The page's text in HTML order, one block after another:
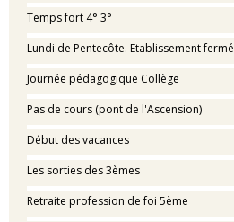
Temps fort 4° 3°
Lundi de Pentecôte. Etablissement fermé
Journée pédagogique Collège
Pas de cours (pont de l'Ascension)
Début des vacances
Les sorties des 3èmes
Retraite profession de foi 5ème